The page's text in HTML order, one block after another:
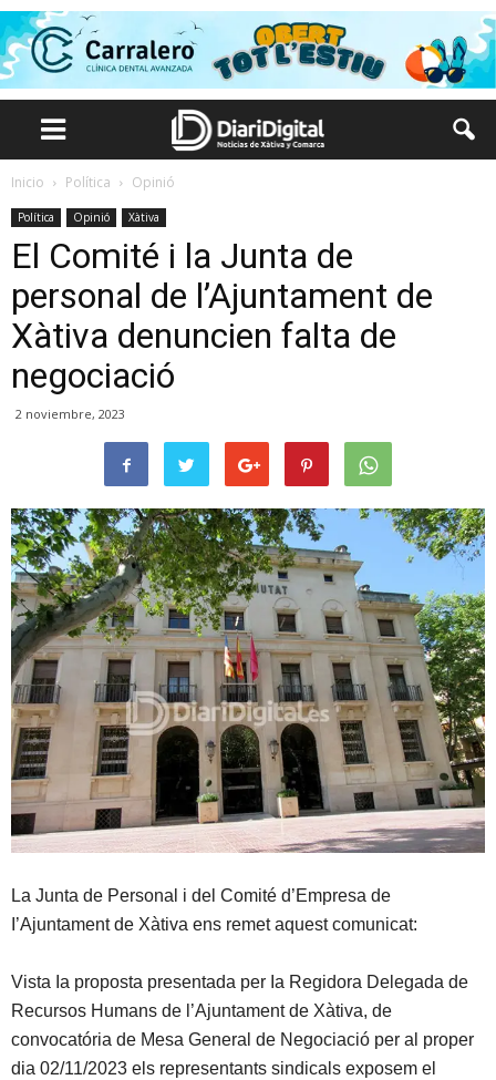
Inicio Política Opinió
Política Opinió Xàtiva
El Comité i la Junta de
personal de l’Ajuntament de
Xàtiva denuncien falta de
negociació
2 noviembre, 2023
La Junta de Personal i del Comité d’Empresa de
I’Ajuntament de Xàtiva ens remet aquest comunicat:
Vista Ia proposta presentada per Ia Regidora Delegada de
Recursos Humans de l’Ajuntament de Xàtiva, de
convocatória de Mesa General de Negociació per al proper
dia 02/11/2023 els representants sindicals exposem el